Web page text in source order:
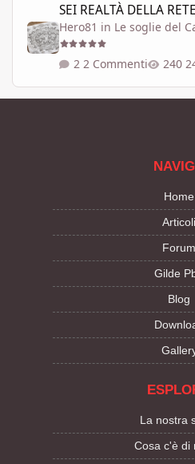
SEI REALTÀ DELLA
Hero81 in Le soglie del
2 Commenti
Home
Articoli
Forum
Gilde
Blog
La nostra
Cosa c'è di